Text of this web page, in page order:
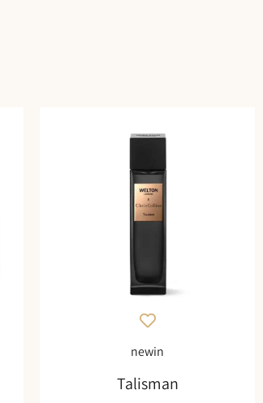
newin
Talisman